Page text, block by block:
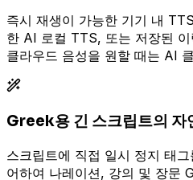
즉시 재생이 가능한 기기 내
한 AI 로컬 TTS, 또는 저장된
클라우드 음성을 원할 때는 AI
Greek용 긴 스크립트의 자
스크립트에 직접 일시 정지 태
어하여 나레이션, 강의 및 장문